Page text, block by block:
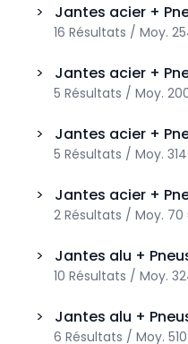
> Jantes acier +
16 Résultats / Moy.
> Jantes acier +
5 Résultats / Moy.
> Jantes acier +
5 Résultats / Moy.
> Jantes acier +
2 Résultats / Moy. 70
> Jantes alu +
10 Résultats / Moy.
> Jantes alu +
6 Résultats / Moy.